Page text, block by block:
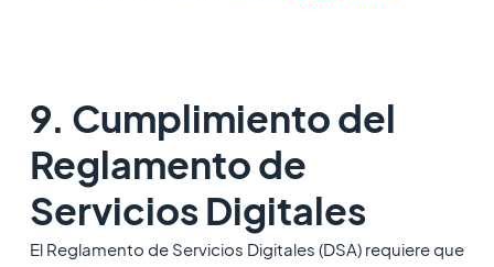
9. Cumplimiento del
Reglamento de
Servicios Digitales
El Reglamento de Servicios Digitales (DSA) requiere que